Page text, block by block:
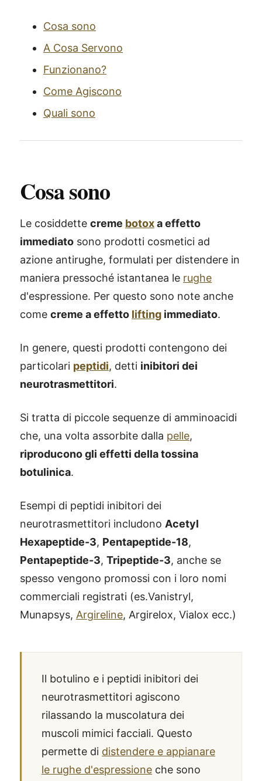
Cosa sono
A Cosa Servono
Funzionano?
Come Agiscono
Quali sono
Cosa sono
Le cosiddette creme botoxa effetto
immediato sono prodotti cosmetici ad
azione antirughe, formulati per distendere in
maniera pressoché istantanea le rughe
d'espressione. Per questo sono note anche
come creme a effetto lifting immediato.
In genere, questi prodotti contengono dei
particolari peptidi, detti inibitori dei
neurotrasmettitori.
Si tratta di piccole sequenze di amminoacidi
che, una volta assorbite dalla pelle,
riproducono gli effetti della tossina
botulinica.
Esempi di peptidi inibitori dei
neurotrasmettitori includono Acetyl
Hexapeptide-3, Pentapeptide-18,
Pentapeptide-3, Tripeptide-3, anche se
spesso vengono promossi con i loro nomi
commerciali registrati (es.Vanistryl,
Munapsys, Argireline, Argirelox, Vialox ecc.)
Il botulino e i peptidi inibitori dei
neurotrasmettitori agiscono
rilassando la muscolatura dei
muscoli mimici facciali. Questo
permette di distendere e appianare
le rughe d'espressione che sono